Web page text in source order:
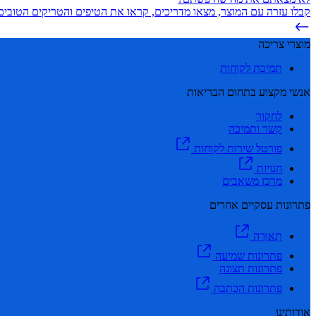
קבלו עזרה עם המוצר, מצאו מדריכים, קראו את הטיפים והטריקים
מוצרי צריכה
תמיכת לקוחות
אנשי מקצוע בתחום הבריאות
לחקור
קשר ותמיכה
פורטל שירות לקוחות
חנויות
מרכז משאבים
פתרונות עסקיים אחרים
תְאוּרָה
פתרונות שמיעה
פתרונות תצוגה
פתרונות הכתבה
אודותינו